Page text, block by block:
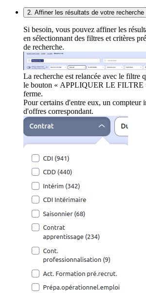
2. Affiner les résultats de votre recherche
Si besoin, vous pouvez affiner les
en sélectionnant des filtres et critères
de recherche.
La recherche est relancée avec le filtre
le bouton « APPLIQUER LE FILTRE
ferme.
Pour certains d'entre eux, un compteur
d'offres correspondant.